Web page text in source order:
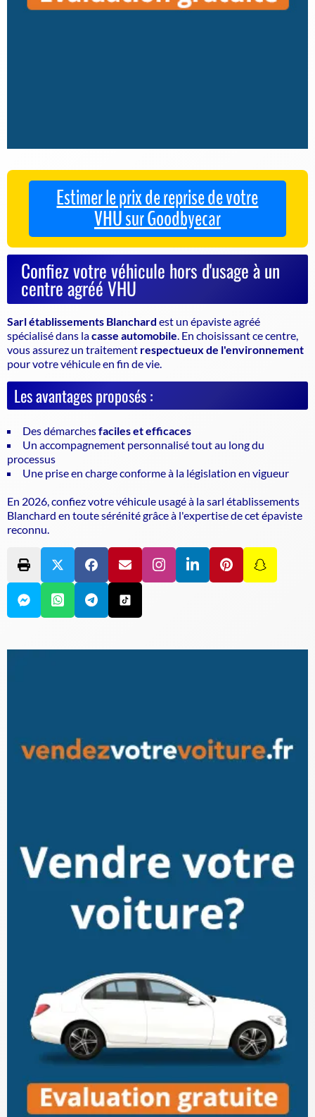
Estimer le prix de reprise de votre
VHU sur Goodbyecar
Confiez votre véhicule hors d'usage à un
centre agréé VHU
Sarl établissements Blanchard est un épaviste agréé
spécialisé dans lacasse automobile . En choisissant ce centre,
vous assurez un traitement respectueux de l'environnement
pour votre véhicule en fin de vie.
Les avantages proposés :
Des démarchesfaciles et efficaces
Un accompagnement personnalisé tout au long du
processus
Une prise en charge conforme à la législation en vigueur
En 2026, confiez votre véhicule usagé à la sarl établissements
Blanchard en toute sérénité grâce à l'expertise de cetépaviste
reconnu.